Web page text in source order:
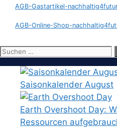
AGB-Gastartikel-
AGB-Online-Shop-
Suchen
Saisonkalender August
Earth Overshoot Day:
Ressourcen